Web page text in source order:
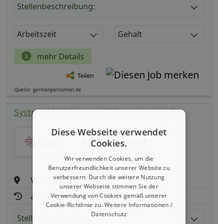
Stellenbeschreibung:
Arbeitszeit Gehalt
mehr Details
Teilen
Quelle: germanpersonnel.de
Systemadministrator VMware (m/ w/ d)
Allgeier Public SE
Wiesbaden
aktualisiert seit: 08.08.2026
Stellenbeschreibung:
Diese Webseite verwendet
Cookies.
Wir verwenden Cookies, um die
Benutzerfreundlichkeit unserer Website zu
verbessern. Durch die weitere Nutzung
unserer Webseite stimmen Sie der
Verwendung von Cookies gemäß unserer
Cookie-Richtlinie zu.Weitere Informationen /
Datenschutz